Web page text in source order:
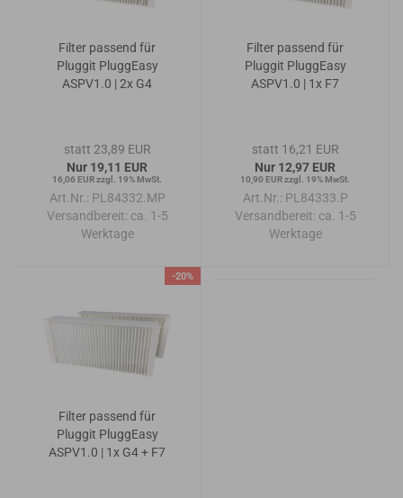
Filter passend für
Pluggit PluggEasy
ASPV1.0 | 2x G4
statt 23,89 EUR
Nur 19,11 EUR
16,06 EUR zzgl. 19% MwSt.
Art.Nr.: PL84332.MP
Versandbereit: ca. 1-5
Werktage
Filter passend für
Pluggit PluggEasy
ASPV1.0 | 1x F7
statt 16,21 EUR
Nur 12,97 EUR
10,90 EUR zzgl. 19% MwSt.
Art.Nr.: PL84333.P
Versandbereit: ca. 1-5
Werktage
-20%
Filter passend für
Pluggit PluggEasy
ASPV1.0 | 1x G4 + F7